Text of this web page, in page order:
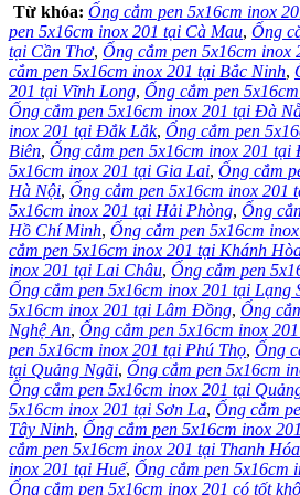
Từ khóa: Ống cắm pen 5x16cm inox
pen 5x16cm inox 201 tại Cà Mau, Ống
tại Cần Thơ, Ống cắm pen 5x16cm
cắm pen 5x16cm inox 201 tại Bắc Ninh,
201 tại Vĩnh Long, Ống cắm pen
Ống cắm pen 5x16cm inox 201 tại Đà
inox 201 tại Đắk Lắk, Ống cắm pen
Biên, Ống cắm pen 5x16cm inox 201
5x16cm inox 201 tại Gia Lai, Ống cắm
Hà Nội, Ống cắm pen 5x16cm inox 201
5x16cm inox 201 tại Hải Phòng, Ống
Hồ Chí Minh, Ống cắm pen 5x16cm
cắm pen 5x16cm inox 201 tại Khánh
inox 201 tại Lai Châu, Ống cắm pen
Ống cắm pen 5x16cm inox 201 tại Lạng
5x16cm inox 201 tại Lâm Đồng, Ống
Nghệ An, Ống cắm pen 5x16cm inox
pen 5x16cm inox 201 tại Phú Thọ, Ống
tại Quảng Ngãi, Ống cắm pen 5x16cm
Ống cắm pen 5x16cm inox 201 tại
5x16cm inox 201 tại Sơn La, Ống cắm
Tây Ninh, Ống cắm pen 5x16cm inox
cắm pen 5x16cm inox 201 tại Thanh Hóa
inox 201 tại Huế, Ống cắm pen 5x16cm
Ống cắm pen 5x16cm inox 201 có tốt